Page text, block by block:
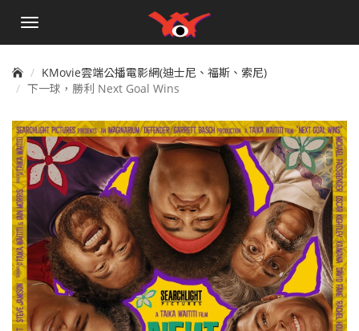
手
單
KMovie雲端公播電影網(迪士尼、福斯、索尼)
下一球，勝利 Next Goal Wins